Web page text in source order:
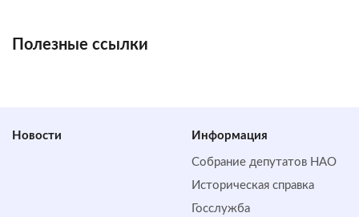
Полезные ссылки
Новости Информация
Собрание депутатов НАО
Историческая справка
Госслужба